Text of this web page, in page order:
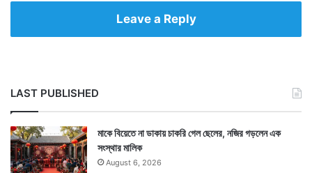
Leave a Reply
LAST PUBLISHED
মাকে বিয়েতে না ডাকায় চাকরি গেল ছেলের, নজির গড়লেন এক
সংস্থার মালিক
August 6, 2026